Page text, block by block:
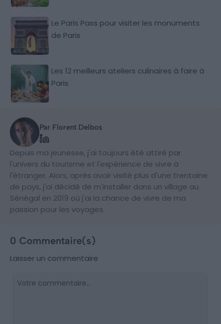
Le Paris Pass pour visiter les monuments
de Paris
Les 12 meilleurs ateliers culinaires à faire à
Paris
Par Florent Delbos
Depuis ma jeunesse, j'ai toujours été attiré par
l'univers du tourisme et l'expérience de vivre à
l'étranger. Alors, après avoir visité plus d'une trentaine
de pays, j'ai décidé de m'installer dans un village au
Sénégal en 2019 où j'ai la chance de vivre de ma
passion pour les voyages.
0 Commentaire(s)
Laisser un commentaire